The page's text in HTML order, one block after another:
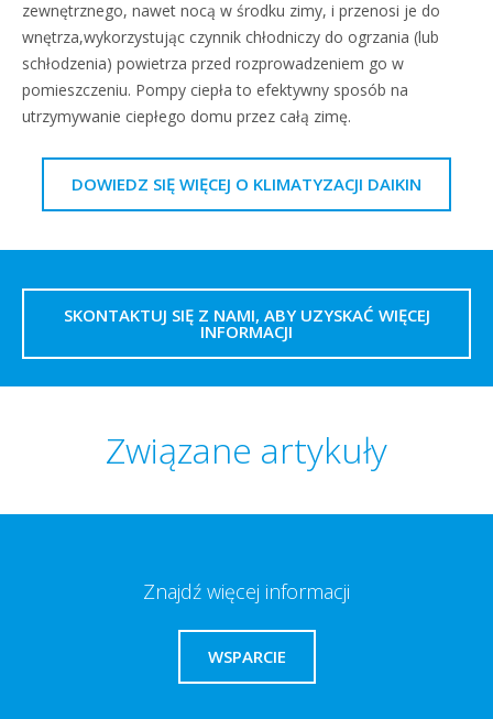
zewnętrznego, nawet nocą w środku zimy, i przenosi je do
wnętrza,wykorzystując czynnik chłodniczy do ogrzania (lub
schłodzenia) powietrza przed rozprowadzeniem go w
pomieszczeniu. Pompy ciepła to efektywny sposób na
utrzymywanie ciepłego domu przez całą zimę.
DOWIEDZ SIĘ WIĘCEJ O KLIMATYZACJI DAIKIN
SKONTAKTUJ SIĘ Z NAMI, ABY UZYSKAĆ WIĘCEJ
INFORMACJI
Związane artykuły
Znajdź więcej informacji
WSPARCIE